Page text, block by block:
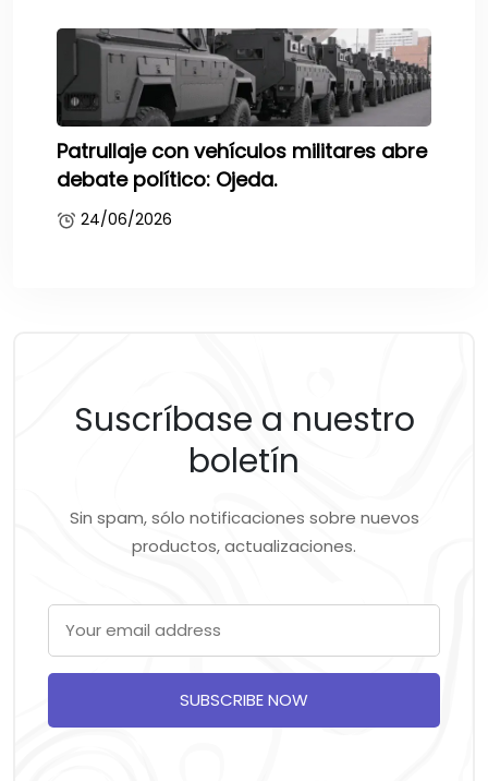
Patrullaje con vehículos militares abre
debate político: Ojeda.
24/06/2026
Suscríbase a nuestro
boletín
Sin spam, sólo notificaciones sobre nuevos
productos, actualizaciones.
SUBSCRIBE NOW